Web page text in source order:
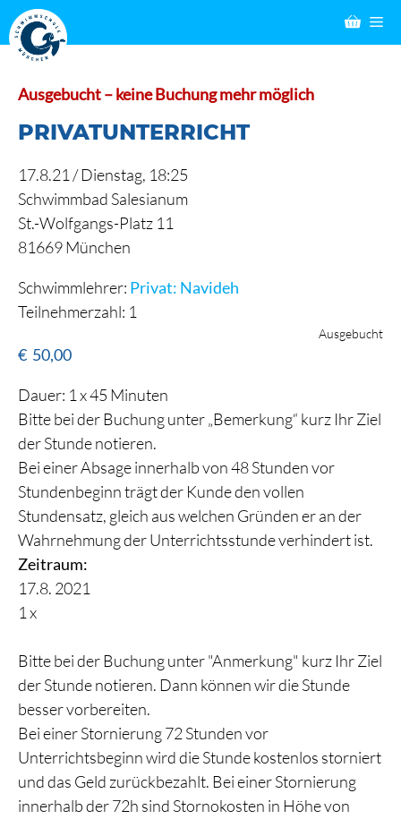
Zum
Inhalt
springen
Ausgebucht – keine Buchung mehr möglich
PRIVATUNTERRICHT
17.8.21 /Dienstag, 18:25
Schwimmbad Salesianum
St.-Wolfgangs-Platz 11
81669 München
Schwimmlehrer: Privat: Navideh
Teilnehmerzahl: 1
Ausgebucht
€ 50,00
Dauer: 1 x 45 Minuten
Bitte bei der Buchung unter „Bemerkung“ kurz Ihr Ziel
der Stunde notieren.
Bei einer Absage innerhalb von 48 Stunden vor
Stundenbeginn trägt der Kunde den vollen
Stundensatz, gleich aus welchen Gründen er an der
Wahrnehmung der Unterrichtsstunde verhindert ist.
Zeitraum:
17.8. 2021
1 x
Bitte bei der Buchung unter "Anmerkung" kurz Ihr Ziel
der Stunde notieren. Dann können wir die Stunde
besser vorbereiten.
Bei einer Stornierung 72 Stunden vor
Unterrichtsbeginn wird die Stunde kostenlos storniert
und das Geld zurückbezahlt. Bei einer Stornierung
innerhalb der 72h sind Stornokosten in Höhe von